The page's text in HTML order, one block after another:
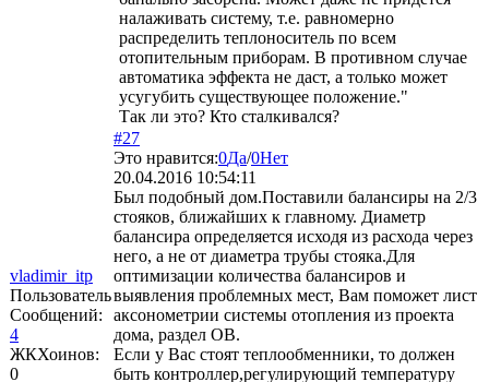
налаживать систему, т.е. равномерно
распределить теплоноситель по всем
отопительным приборам. В противном случае
автоматика эффекта не даст, а только может
усугубить существующее положение."
Так ли это? Кто сталкивался?
vladimir_itp
Пользователь
Сообщений:
4
ЖКХоинов:
0
#27
Это нравится:0Да/0Нет
20.04.2016 10:54:11
Был подобный дом.Поставили балансиры на 2/3
стояков, ближайших к главному. Диаметр
балансира определяется исходя из расхода через
него, а не от диаметра трубы стояка.Для
оптимизации количества балансиров и
выявления проблемных мест, Вам поможет лист
аксонометрии системы отопления из проекта
дома, раздел ОВ.
Если у Вас стоят теплообменники, то должен
быть контроллер,регулирующий температуру